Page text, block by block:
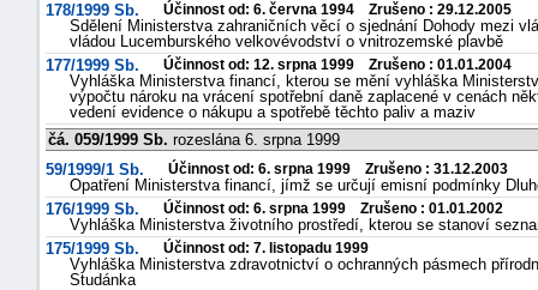
178/1999 Sb.
Účinnost od: 6. června 1994 Zrušeno : 29.12.2005
Sdělení Ministerstva zahraničních věcí o sjednání Dohody mezi
vládou Lucemburského velkovévodství o vnitrozemské plavbě
177/1999 Sb.
Účinnost od: 12. srpna 1999 Zrušeno : 01.01.2004
Vyhláška Ministerstva financí, kterou se mění vyhláška
výpočtu nároku na vrácení spotřební daně zaplacené v cenách
vedení evidence o nákupu a spotřebě těchto paliv a maziv
čá. 059/1999 Sb. rozeslána 6. srpna 1999
59/1999/1 Sb.
Účinnost od: 6. srpna 1999 Zrušeno : 31.12.2003
Opatření Ministerstva financí, jímž se určují emisní podmínky
176/1999 Sb.
Účinnost od: 6. srpna 1999 Zrušeno : 01.01.2002
Vyhláška Ministerstva životního prostředí, kterou se stanoví
175/1999 Sb.
Účinnost od: 7. listopadu 1999
Vyhláška Ministerstva zdravotnictví o ochranných pásmech
Studánka